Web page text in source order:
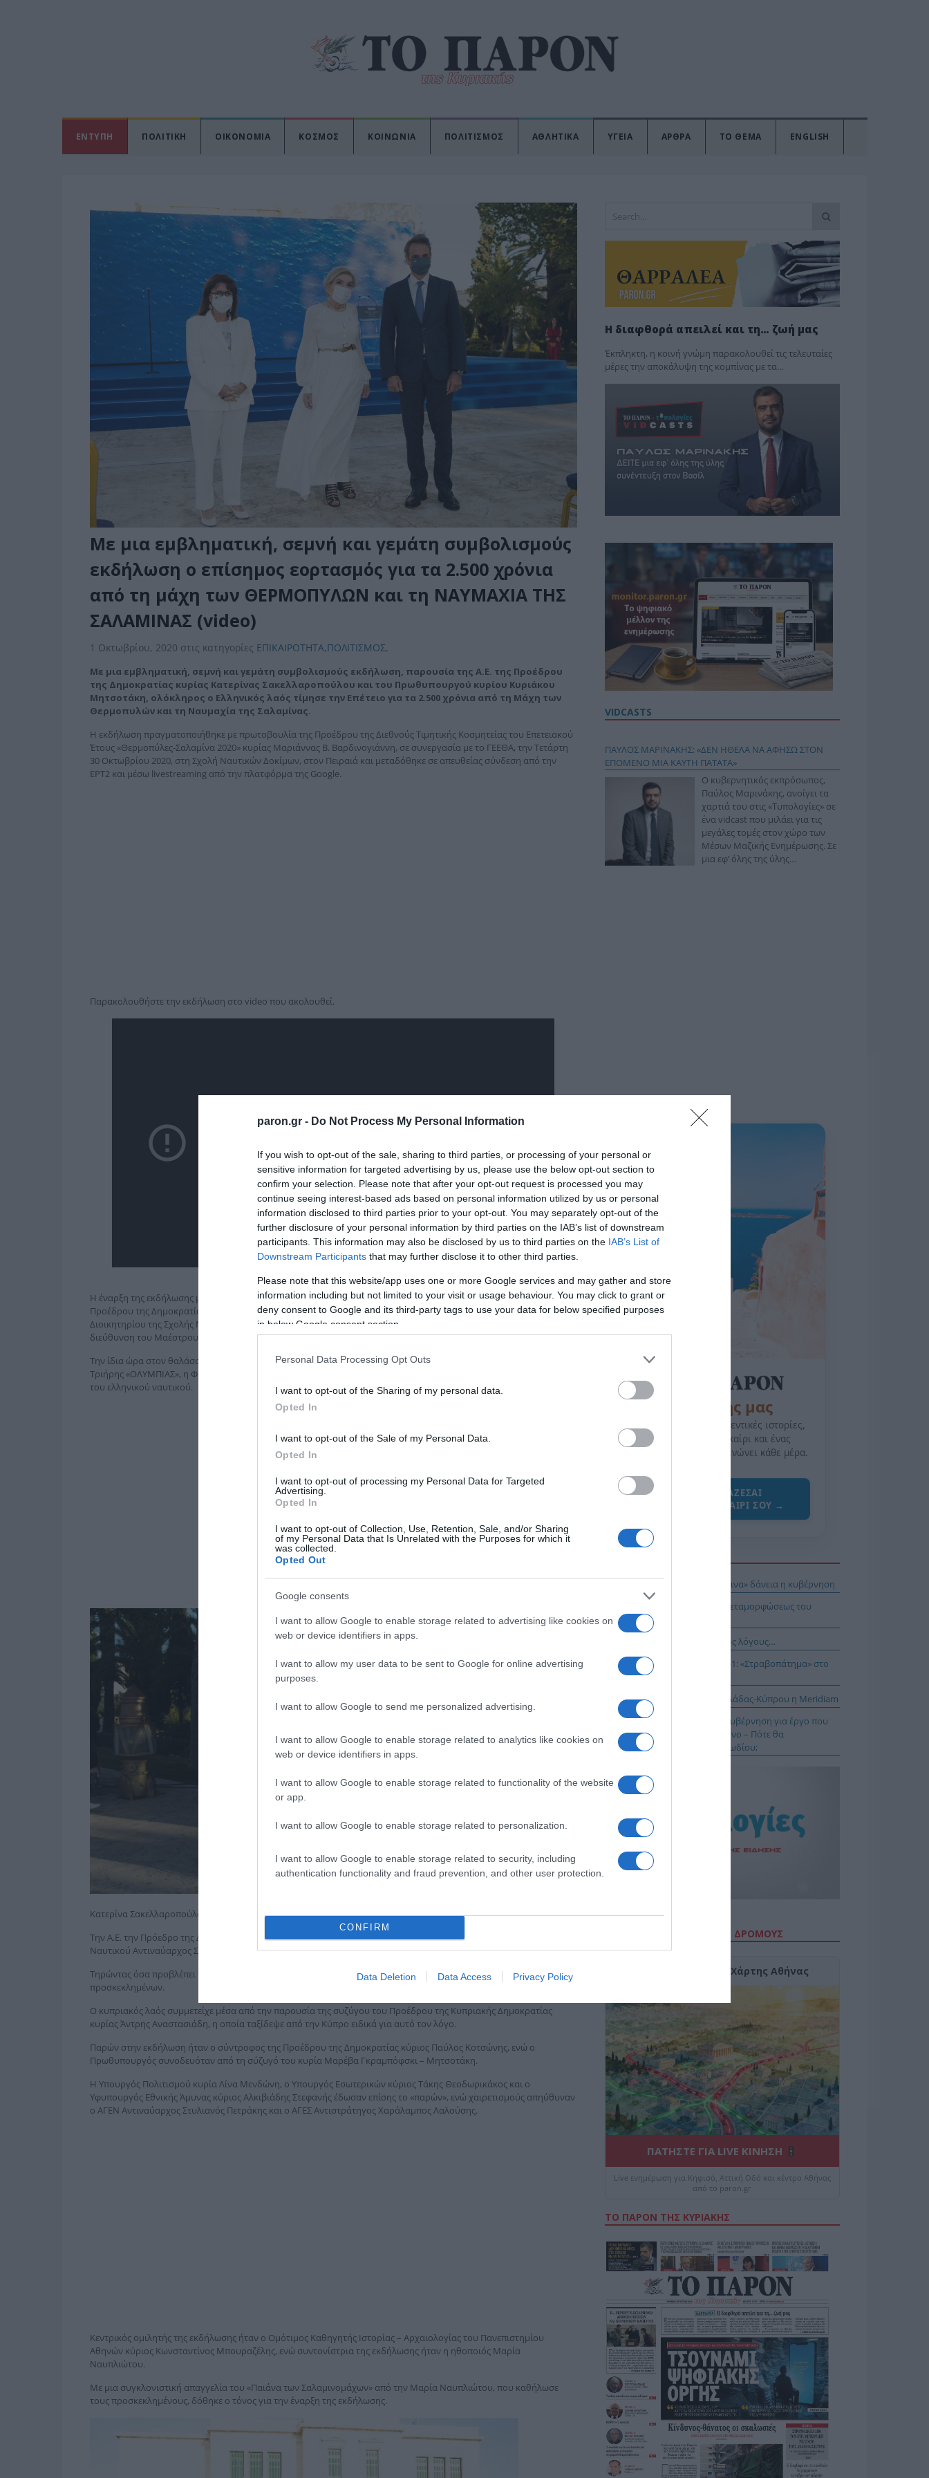
paron.gr - Do Not Process My Personal Information
If you wish to opt-out of the sale, sharing to third parties, or processing of your personal or
sensitive information for targeted advertising by us, please use the below opt-out section to
confirm your selection. Please note that after your opt-out request is processed you may
continue seeing interest-based ads based on personal information utilized by us or personal
information disclosed to third parties prior to your opt-out. You may separately opt-out of the
further disclosure of your personal information by third parties on the IAB’s list of downstream
participants. This information may also be disclosed by us to third parties on the IAB’s List of
Downstream Participants that may further disclose it to other third parties.
Please note that this website/app uses one or more Google services and may gather and store
information including but not limited to your visit or usage behaviour. You may click to grant or
deny consent to Google and its third-party tags to use your data for below specified purposes
in below Google consent section.
Personal Data Processing Opt Outs
I want to opt-out of the Sharing of my personal data.
Opted In
I want to opt-out of the Sale of my Personal Data.
Opted In
I want to opt-out of processing my Personal Data for Targeted
Advertising.
Opted In
I want to opt-out of Collection, Use, Retention, Sale, and/or Sharing
of my Personal Data that Is Unrelated with the Purposes for which it
was collected.
Opted Out
Google consents
I want to allow Google to enable storage related to advertising like cookies on
web or device identifiers in apps.
I want to allow my user data to be sent to Google for online advertising
purposes.
I want to allow Google to send me personalized advertising.
I want to allow Google to enable storage related to analytics like cookies on
web or device identifiers in apps.
I want to allow Google to enable storage related to functionality of the website
or app.
I want to allow Google to enable storage related to personalization.
I want to allow Google to enable storage related to security, including
authentication functionality and fraud prevention, and other user protection.
CONFIRM
Data Deletion Data Access Privacy Policy
ΕΝΤΥΠΗ ΠΟΛΙΤΙΚΗ ΟΙΚΟΝΟΜΙΑ ΚΟΣΜΟΣ ΚΟΙΝΩΝΙΑ ΠΟΛΙΤΙΣΜΟΣ ΑΘΛΗΤΙΚΑ ΥΓΕΙΑ ΑΡΘΡΑ ΤΟ ΘΕΜΑ ENGLISH
Με μια εμβληματική, σεμνή και γεμάτη συμβολισμούς
εκδήλωση o επίσημος εορτασμός για τα 2.500 χρόνια
από τη μάχη των ΘΕΡΜΟΠΥΛΩΝ και τη ΝΑΥΜΑΧΙΑ ΤΗΣ
ΣΑΛΑΜΙΝΑΣ (video)
1 Οκτωβρίου, 2020 στις κατηγορίες ΕΠΙΚΑΙΡΟΤΗΤΑ,ΠΟΛΙΤΙΣΜΟΣ,
Με μια εμβληματική, σεμνή και γεμάτη συμβολισμούς εκδήλωση, παρουσία της Α.Ε. της Προέδρου
της Δημοκρατίας κυρίας Κατερίνας Σακελλαροπούλου και του Πρωθυπουργού κυρίου Κυριάκου
Μητσοτάκη, ολόκληρος ο Ελληνικός λαός τίμησε την Επέτειο για τα 2.500 χρόνια από τη Μάχη των
Θερμοπυλών και τη Ναυμαχία της Σαλαμίνας.
Η εκδήλωση πραγματοποιήθηκε με πρωτοβουλία της Προέδρου της Διεθνούς Τιμητικής Κοσμητείας του Επετειακού
Έτους «Θερμοπύλες-Σαλαμίνα 2020» κυρίας Μαριάννας Β. Βαρδινογιάννη, σε συνεργασία με το ΓΕΕΘΑ, την Τετάρτη
30 Οκτωβρίου 2020, στη Σχολή Ναυτικών Δοκίμων, στον Πειραιά και μεταδόθηκε σε απευθείας σύνδεση από την
ΕΡΤ2 και μέσω livestreaming από την πλατφόρμα της Google.
Παρακολουθήστε την εκδήλωση στο video που ακολουθεί.
Η έναρξη της εκδήλωσης με τους 21 κανονιοβολισμούς που προβλέπει το πρωτόκολλο για την άφιξη της Α.Ε. της
Προέδρου της Δημοκρατίας, το τιμητικό άγημα που ήταν παραταγμένο μπροστά από το εμβληματικό κτίριο του
Διοικητηρίου της Σχολής Ναυτικών Δοκίμων καθώς και οι μελωδίες της Mπάντας του Πολεμικού Ναυτικού, υπό τη
διεύθυνση του Μαέστρου Πλωτάρχη Γεώργιου Τσιλιμπάρη, δημιουργούσαν μια μεγαλοπρεπή ατμόσφαιρα.
Την ίδια ώρα στον θαλάσσιο χώρο μπροστά από τη Σχολή Ναυτικών Δοκίμων ήταν παραταγμένες και φωτισμένες η
Tριήρης «ΟΛΥΜΠΙΑΣ», η Φρεγάτα «Ναβαρίνο» και η Πυραυλάκατος «Ρίτσος» συμβολίζοντας την ιστορική συνέχεια
του ελληνικού ναυτικού.
Κατερίνα Σακελλαροπούλου, Μαριάννα Β. Βαρδινογιάννη
Την Α.Ε. την Πρόεδρο της Δημοκρατίας και τον Πρωθυπουργό υποδέχτηκαν ο αρχηγός του Γενικού Επιτελείου
Ναυτικού Αντιναύαρχος Στυλιανός Πετράκης και ο Διοικητής της Σχολής, υποναύαρχος Ιωάννης Καλογερόπουλος.
Τηρώντας όσα προβλέπει το υγειονομικό πρωτόκολλο, η εκδήλωση πραγματοποιήθηκε παρουσία ελάχιστων
προσκεκλημένων.
Ο κυπριακός λαός συμμετείχε μέσα από την παρουσία της συζύγου του Προέδρου της Κυπριακής Δημοκρατίας
κυρίας Άντρης Αναστασιάδη, η οποία ταξίδεψε από την Κύπρο ειδικά για αυτό τον λόγο.
Παρών στην εκδήλωση ήταν ο σύντροφος της Προέδρου της Δημοκρατίας κύριος Παύλος Κοτσώνης, ενώ ο
Πρωθυπουργός συνοδευόταν από τη σύζυγό του κυρία Μαρέβα Γκραμπόφσκι – Μητσοτάκη.
Η Υπουργός Πολιτισμού κυρία Λίνα Μενδώνη, ο Υπουργός Eσωτερικών κύριος Τάκης Θεοδωρικάκος και ο
Υφυπουργός Εθνικής Άμυνας κύριος Αλκιβιάδης Στεφανής έδωσαν επίσης το «παρών», ενώ χαιρετισμούς απηύθυναν
ο ΑΓΕΝ Αντιναύαρχος Στυλιανός Πετράκης και ο ΑΓΕΣ Αντιστράτηγος Χαράλαμπος Λαλούσης.
Κεντρικός ομιλητής της εκδήλωσης ήταν ο Ομότιμος Καθηγητής Ιστορίας – Αρχαιολογίας του Πανεπιστημίου
Αθηνών κύριος Κωνσταντίνος Μπουραζέλης, ενώ συντονίστρια της εκδήλωσης ήταν η ηθοποιός Μαρία
Ναυπλιώτου.
Με μια συγκλονιστική απαγγελία του «Παιάνα των Σαλαμινομάχων» από την Μαρία Ναυπλιώτου, που καθήλωσε
τους προσκεκλημένους, δόθηκε ο τόνος για την έναρξη της εκδήλωσης.
Η διαφθορά απειλεί και τη… ζωή μας
Έκπληκτη, η κοινή γνώμη παρακολουθεί τις τελευταίες
μέρες την αποκάλυψη της κο­μπίνας με τα…
VIDCASTS
ΠΑΥΛΟΣ ΜΑΡΙΝΑΚΗΣ: «ΔΕΝ ΗΘΕΛΑ ΝΑ ΑΦΗΣΩ ΣΤΟΝ
ΕΠΟΜΕΝΟ ΜΙΑ ΚΑΥΤΗ ΠΑΤΑΤΑ»
Ο κυβερνητικός εκπρόσωπος,
Παύλος Μαρινάκης, ανοίγει τα
χαρτιά του στις «Τυπολογίες» σε
ένα vidcast που μιλάει για τις
μεγάλες τομές στον χώρο των
Μέσων Μαζικής Ενημέρωσης. Σε
μια εφ’ όλης της ύλης
της Ζωής μας
Οι άνθρωποι, οι αυθεντικές ιστορίες,
το ελληνικό καλοκαίρι και ένας
πολιτισμός που μας ενώνει κάθε μέρα.
ΌΣΑ ΧΡΕΙΆΖΕΣΑΙ
ΓΙΑ ΤΟ ΚΑΛΟΚΑΊΡΙ ΣΟΥ →
Χάνει το στοίχημα με τα «κόκκινα» δάνεια η κυβέρνηση
LIVE: Η Θεία Λειτουργία της Μεταμορφώσεως του
Σωτήρος
Ξύπνησαν, αλλά για τους λάθος λόγους…
Παναθηναϊκός – ΤΣΣΚΑ 1948 1-1: «Στραβοπάτημα» στο
ΟΑΚΑ
GSI: Στο έργο διασύνδεσης Ελλάδας-Κύπρου η Meridiam
ΕΛ.Α.Σ Να μην πανηγυρίζει η κυβέρνηση για έργο που
έχει παγώσει εδώ και έναν χρόνο – Πότε θα
ολοκληρωθεί το έργο του καλωδίου;
ΔΕΙΤΕ ΤΗΝ ΚΙΝΗΣΗ ΣΤΟΥΣ ΔΡΌΜΟΥΣ
Κίνηση Τώρα: Live Χάρτης Αθήνας
ΠΑΤΗΣΤΕ ΓΙΑ LIVE ΚΙΝΗΣΗ
Live ενημέρωση για Κηφισό, Αττική Οδό και κέντρο Αθήνας
από το paron.gr
ΤΟ ΠΑΡΟΝ ΤΗΣ ΚΥΡΙΑΚΗΣ